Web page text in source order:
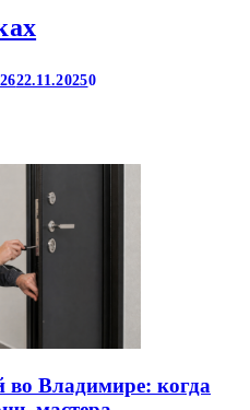
22.11.20250
во Владимире: когда